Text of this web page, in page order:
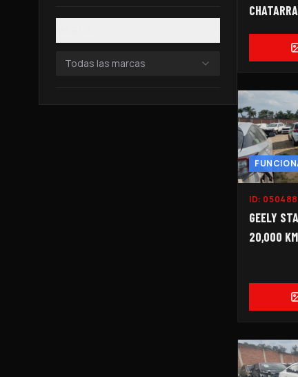
Todas las marcas
PARTES...
ID: 050488
GEELY
20,000